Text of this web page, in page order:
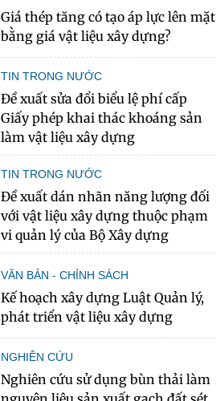
Giá thép tăng có tạo áp lực lên mặt
bằng giá vật liệu xây dựng?
TIN TRONG NƯỚC
Đề xuất sửa đổi biểu lệ phí cấp
Giấy phép khai thác khoáng sản
làm vật liệu xây dựng
TIN TRONG NƯỚC
Đề xuất dán nhãn năng lượng đối
với vật liệu xây dựng thuộc phạm
vi quản lý của Bộ Xây dựng
VĂN BẢN - CHÍNH SÁCH
Kế hoạch xây dựng Luật Quản lý,
phát triển vật liệu xây dựng
NGHIÊN CỨU
Nghiên cứu sử dụng bùn thải làm